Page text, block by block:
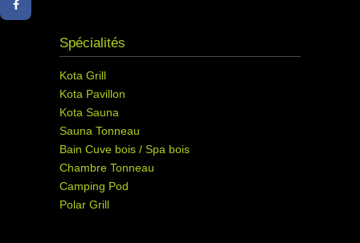
Spécialités
Kota Grill
Kota Pavillon
Kota Sauna
Sauna Tonneau
Bain Cuve bois / Spa bois
Chambre Tonneau
Camping Pod
Polar Grill